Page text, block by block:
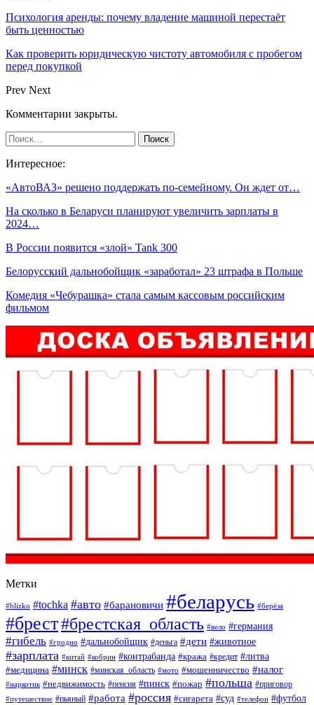
Психология аренды: почему владение машиной перестаёт
быть ценностью
Как проверить юридическую чистоту автомобиля с пробегом
перед покупкой
Prev Next
Комментарии закрыты.
Интересное:
«АвтоВАЗ» решено поддержать по-семейному. Он ждет от…
На сколько в Беларуси планируют увеличить зарплаты в
2024…
В России появится «злой» Tank 300
Белорусский дальнобойщик «заработал» 23 штрафа в Польше
Комедия «Чебурашка» стала самым кассовым российским
фильмом
Метки
#blizko #tochka #авто #барановичи #беларусь #берёза
#брест#брестская_область #вело #германия
#гибель #гродно #дальнобойщик #деньга #дети #животное
#зарплата #китай #кобрин #контрабанда #кража #кредит #литва
#медицина #минск #минская_область #мото #мошенничество #налог
#наркотик #недвижимость #пенсия #пинск #пожар #польша #приговор
#путешествие #пьяный #работа #россия #сигарета #суд #телефон #футбол